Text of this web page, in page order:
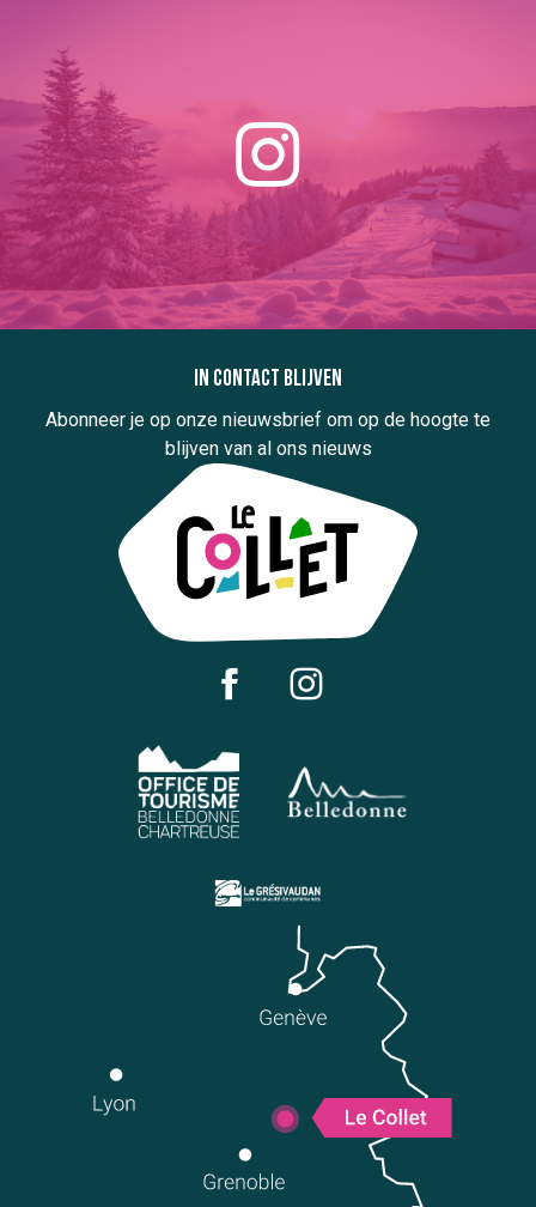
In contact blijven
Abonneer je op onze nieuwsbrief om op de hoogte te
blijven van al ons nieuws